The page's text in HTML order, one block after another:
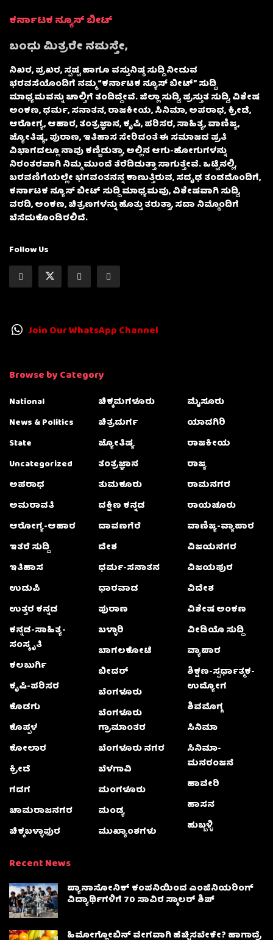
ಕರ್ನಾಟಕ ನ್ಯೂಸ್ ಬೀಟ್
ಬಂಧು ಮಿತ್ರರೇ ನಮಸ್ತೇ,
ನಿಖರ, ಪ್ರಖರ, ಸ್ಪಷ್ಟ ಹಾಗೂ ವಸ್ತುನಿಷ್ಠ ಸುದ್ದಿ ನೀಡುವ
ಭರವಸೆಯೊಂದಿಗೆ ನಮ್ಮ “ಕರ್ನಾಟಕ ನ್ಯೂಸ್ ಬೀಟ್” ಸುದ್ದಿ
ಮಾಧ್ಯಮವನ್ನು ಚಾಲ್ತಿಗೆ ತಂದಿದ್ದೇವೆ. ಜಿಲ್ಲಾ ಸುದ್ದಿ, ಪ್ರಸ್ತುತ ಸುದ್ದಿ, ವಿಶೇಷ
ಅಂಕಣ, ಧರ್ಮ, ಸನಾತನ, ರಾಜಕೀಯ, ಸಿನಿಮಾ, ಅಪರಾಧ, ಕ್ರೀಡೆ,
ಆರೋಗ್ಯ, ಆಹಾರ, ತಂತ್ರಜ್ಞಾನ, ಕೃಷಿ, ಪರಿಸರ, ಸಾಹಿತ್ಯ, ವಾಣಿಜ್ಯ,
ಜ್ಯೋತಿಷ್ಯ, ಪುರಾಣ, ಇತಿಹಾಸ ಸೇರಿದಂತೆ ಈ ಸಮಾಜದ ಪ್ರತಿ
ವಿಭಾಗದಲ್ಲೂ ನಾವು ಕಣ್ಣಿಡುತ್ತಾ, ಅಲ್ಲಿನ ಆಗು-ಹೋಗುಗಳನ್ನು
ನಿರಂತರವಾಗಿ ನಿಮ್ಮ ಮುಂದೆ ತೆರೆದಿಡುತ್ತಾ ಸಾಗುತ್ತೇವೆ. ಒಟ್ಟಿನಲ್ಲಿ,
ಬರವಣಿಗೆಯಲ್ಲೇ ಭಗವಂತನನ್ನ ಕಾಣುತ್ತಿರುವ, ಸದೃಢ ತಂಡದೊಂದಿಗೆ,
ಕರ್ನಾಟಕ ನ್ಯೂಸ್ ಬೀಟ್ ಸುದ್ದಿ ಮಾಧ್ಯಮವು, ವಿಶೇಷವಾಗಿ ಸುದ್ದಿ,
ವರದಿ, ಅಂಕಣ, ಚಿತ್ರಣಗಳನ್ನು ಹೊತ್ತು ತರುತ್ತಾ, ಸದಾ ನಿಮ್ಮೊಂದಿಗೆ
ಬೆಸೆದುಕೊಂಡಿರಲಿದೆ.
Follow Us
Join Our WhatsApp Channel
Browse by Category
National
News & Politics
State
Uncategorized
ಅಪರಾಧ
ಅಮರಾವತಿ
ಆರೋಗ್ಯ-ಆಹಾರ
ಇತರೆ ಸುದ್ದಿ
ಇತಿಹಾಸ
ಉಡುಪಿ
ಉತ್ತರ ಕನ್ನಡ
ಕನ್ನಡ-ಸಾಹಿತ್ಯ-
ಸಂಸ್ಕೃತಿ
ಕಲಬುರ್ಗಿ
ಕೃಷಿ-ಪರಿಸರ
ಕೊಡಗು
ಕೊಪ್ಪಳ
ಕೋಲಾರ
ಕ್ರೀಡೆ
ಗದಗ
ಚಾಮರಾಜನಗರ
ಚಿಕ್ಕಬಳ್ಳಾಫುರ
ಚಿಕ್ಕಮಗಳೂರು
ಚಿತ್ರದುರ್ಗ
ಜ್ಯೋತಿಷ್ಯ
ತಂತ್ರಜ್ಞಾನ
ತುಮಕೂರು
ದಕ್ಷಿಣ ಕನ್ನಡ
ದಾವಣಗೆರೆ
ದೇಶ
ಧರ್ಮ-ಸನಾತನ
ಧಾರವಾಡ
ಪುರಾಣ
ಬಳ್ಳಾರಿ
ಬಾಗಲಕೋಟೆ
ಬೀದರ್
ಬೆಂಗಳೂರು
ಬೆಂಗಳೂರು
ಗ್ರಾಮಾಂತರ
ಬೆಂಗಳೂರು ನಗರ
ಬೆಳಗಾವಿ
ಮಂಗಳೂರು
ಮಂಡ್ಯ
ಮುಖ್ಯಾಂಶಗಳು
ಮೈಸೂರು
ಯಾದಗಿರಿ
ರಾಜಕೀಯ
ರಾಜ್ಯ
ರಾಮನಗರ
ರಾಯಚೂರು
ವಾಣಿಜ್ಯ-ವ್ಯಾಪಾರ
ವಿಜಯನಗರ
ವಿಜಯಪುರ
ವಿದೇಶ
ವಿಶೇಷ ಅಂಕಣ
ವೀಡಿಯೊ ಸುದ್ದಿ
ವ್ಯಾಪಾರ
ಶಿಕ್ಷಣ-ಸ್ಪರ್ಧಾತ್ಮಕ-
ಉದ್ಯೋಗ
ಶಿವಮೊಗ್ಗ
ಸಿನಿಮಾ
ಸಿನಿಮಾ-
ಮನರಂಜನೆ
ಹಾವೇರಿ
ಹಾಸನ
ಹುಬ್ಬಳ್ಳಿ
Recent News
ಪ್ಯಾನಾಸೋನಿಕ್ ಕಂಪನಿಯಿಂದ ಎಂಜಿನಿಯರಿಂಗ್
ವಿದ್ಯಾರ್ಥಿಗಳಿಗೆ 70 ಸಾವಿರ ಸ್ಕಾಲರ್ ಶಿಪ್
ಹಿಮೋಗ್ಲೋಬಿನ್ ವೇಗವಾಗಿ ಹೆಚ್ಚಿಸಬೇಕೇ? ಹಾಗಾದ್ರೆ